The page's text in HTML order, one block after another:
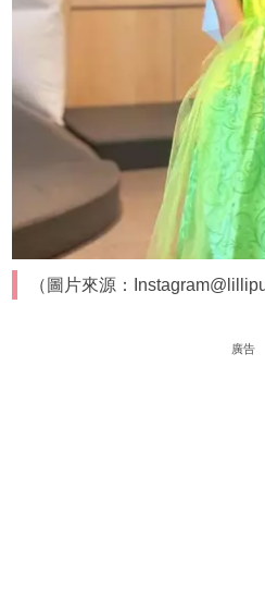
（圖片來源：
廣告